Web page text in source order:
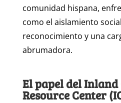
comunidad hispana,
como el aislamiento
reconocimiento y una
abrumadora.
El papel del
Resource Center